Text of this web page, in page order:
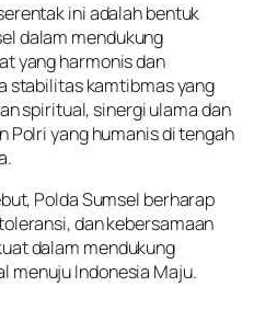
ini adalah bentuk
dalam mendukung
yang harmonis dan
stabilitas kamtibmas yang
spiritual, sinergi ulama dan
Polri yang humanis di tengah
Polda Sumsel berharap
dan kebersamaan
dalam mendukung
menuju Indonesia Maju.